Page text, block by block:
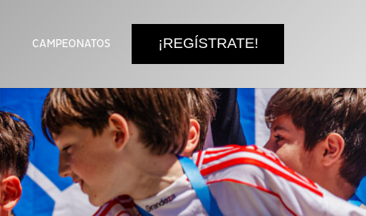
CAMPEONATOS ¡REGÍSTRATE!